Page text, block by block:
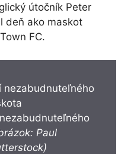
útočník Peter
deň ako maskot
FC.
Paul